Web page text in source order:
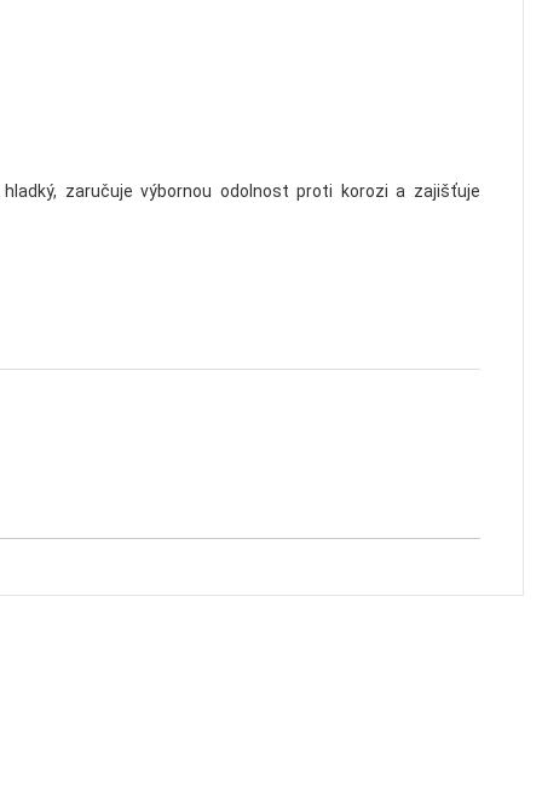
zaručuje výbornou odolnost proti korozi a zajišťuje